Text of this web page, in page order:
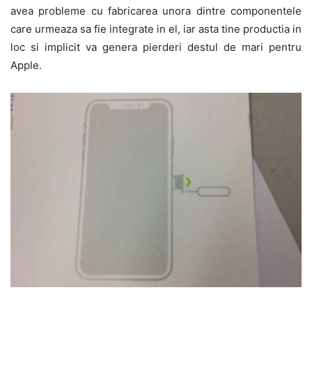
avea probleme cu fabricarea unora dintre componentele
care urmeaza sa fie integrate in el, iar asta tine productia in
loc si implicit va genera pierderi destul de mari pentru
Apple.